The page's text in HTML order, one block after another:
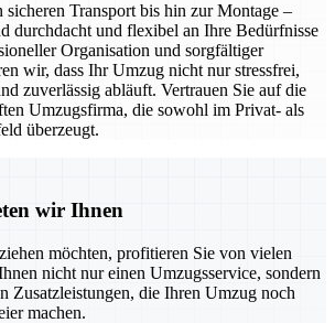
sicheren Transport bis hin zur Montage –
durchdacht und flexibel an Ihre Bedürfnisse
Organisation und sorgfältiger
wir, dass Ihr Umzug nicht nur stressfrei,
zuverlässig abläuft. Vertrauen Sie auf die
Umzugsfirma, die sowohl im Privat- als
überzeugt.
wir Ihnen
möchten, profitieren Sie von vielen
nicht nur einen Umzugsservice, sondern
Zusatzleistungen, die Ihren Umzug noch
machen.